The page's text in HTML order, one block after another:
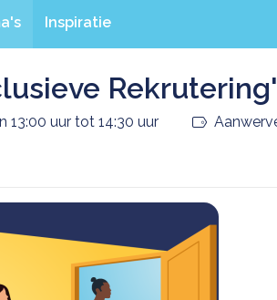
Inspiratie
Rekrutering'
13:00 uur tot 14:30 uur